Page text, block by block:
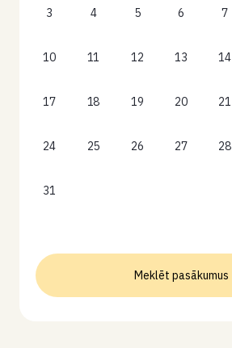
3 4 5 6 7
10 11 12 13 14
17 18 19 20 21
24 25 26 27 28
31
Meklēt pasākumus